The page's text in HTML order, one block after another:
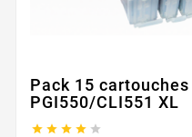
Pack 15
PGI550/CLI551 XL
    